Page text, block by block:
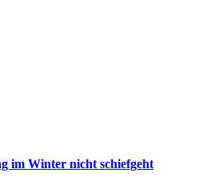
im Winter nicht schiefgeht